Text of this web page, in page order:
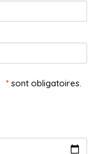
* sont obligatoires.